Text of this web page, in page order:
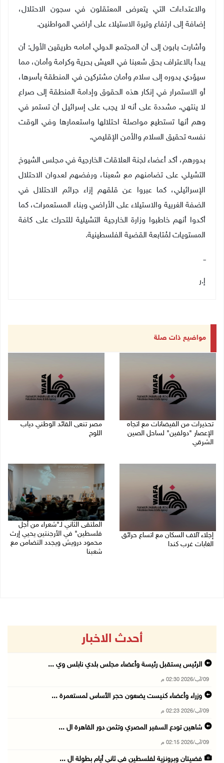
والاعتداءات التي يتعرض المعتقلون في سجون الاحتلال،
إضافة إلى ارتفاع وتيرة الاستيلاء على أراضي المواطنين.
وأشارت بابون إلى أن المجتمع الدولي أمامه طريقين الأول: أن
يبدأ بالاعتراف بحق شعبنا في العيش بحرية وكرامة وأمان، مما
سيؤدي بدوره إلى سلام وأمان مشتركين في المنطقة بأسرها،
أو الاستمرار في إنكار هذه الحقوق وإدامة المنطقة إلى صراع
لا ينتهي. مشددة على أنه لا يجب على إسرائيل أن تستمر في
وهم أنها تستطيع مواصلة احتلالها واستعمارها وفي الوقت
نفسه تحقيق السلام والأمن الإقليمي.
بدورهم، أكد أعضاء لجنة العلاقات الخارجية في مجلس الشيوخ
التشيلي على تضامنهم مع شعبنا، ورفضهم لعدوان الاحتلال
الإسرائيلي، كما عبروا عن قلقهم إزاء جرائم الاحتلال في
الضفة الغربية والاستيلاء على الأراضي وبناء المستعمرات، كما
أكدوا أنهم خاطبوا وزارة الخارجية التشيلية للتحرك على كافة
المستويات لمُتابعة القضية الفلسطينية.
ــ
إ.ر
مواضيع ذات صلة
تحذيرات من الفيضانات مع اتجاه
الإعصار "دولفين" لساحل الصين
الشرقي
مصر تنعى القائد الوطني دياب
اللوح
إجلاء آلاف السكان مع اتساع حرائق
الغابات غرب كندا
الملتقى الثاني لـ"شعراء من أجل
فلسطين" في الأرجنتين يحيي إرث
محمود درويش ويجدد التضامن مع
شعبنا
أحدث الاخبار
الرئيس يستقبل رئيسة وأعضاء مجلس بلدي نابلس وي ...
09/آب/2026 02:30 م
وزراء وأعضاء كنيست يضعون حجر الأساس لمستعمرة ...
09/آب/2026 02:23 م
شاهين تودع السفير المصري وتثمن دور القاهرة ال ...
09/آب/2026 02:15 م
فضيتان وبرونزية لفلسطين في ثاني أيام بطولة ال ...